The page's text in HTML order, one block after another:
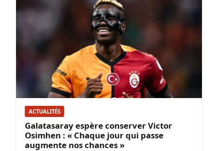
ACTUALITÉS
Galatasaray espère conserver Victor
Osimhen : « Chaque jour qui passe
augmente nos chances »